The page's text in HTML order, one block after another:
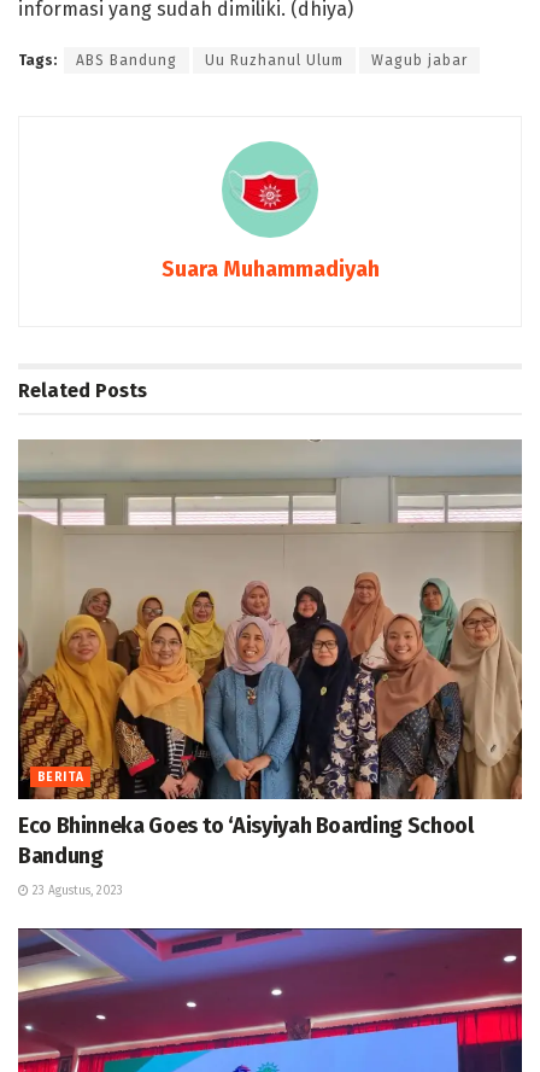
informasi yang sudah dimiliki. (dhiya)
Tags: ABS Bandung Uu Ruzhanul Ulum Wagub jabar
Suara Muhammadiyah
Related Posts
BERITA
Eco Bhinneka Goes to ‘Aisyiyah Boarding School
Bandung
23 Agustus, 2023